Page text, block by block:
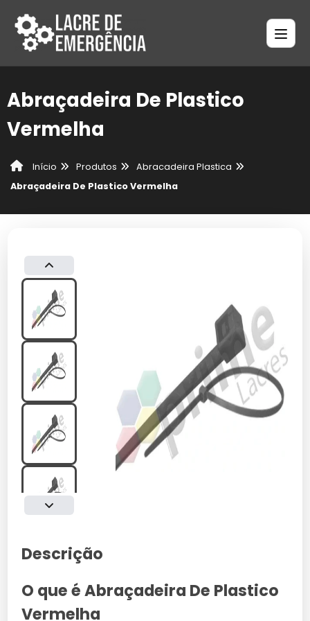
Abraçadeira De Plastico
Vermelha
Início Produtos
Abracadeira Plastica
Abraçadeira De Plastico Vermelha
Descrição
O que é Abraçadeira De Plastico
Vermelha